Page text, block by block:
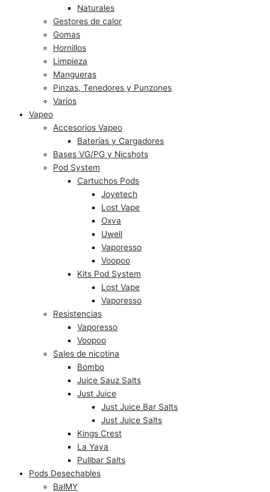
Naturales
Gestores de calor
Gomas
Hornillos
Limpieza
Mangueras
Pinzas, Tenedores y Punzones
Varios
Vapeo
Accesorios Vapeo
Baterías y Cargadores
Bases VG/PG y Nicshots
Pod System
Cartuchos Pods
Joyetech
Lost Vape
Oxva
Uwell
Vaporesso
Voopoo
Kits Pod System
Lost Vape
Vaporesso
Resistencias
Vaporesso
Voopoo
Sales de nicotina
Bombo
Juice Sauz Salts
Just Juice
Just Juice Bar Salts
Just Juice Salts
Kings Crest
La Yaya
Pullbar Salts
Pods Desechables
BalMY